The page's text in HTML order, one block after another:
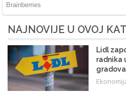
NAJNOVIJE U OVOJ
Lidl
radnika
gradova